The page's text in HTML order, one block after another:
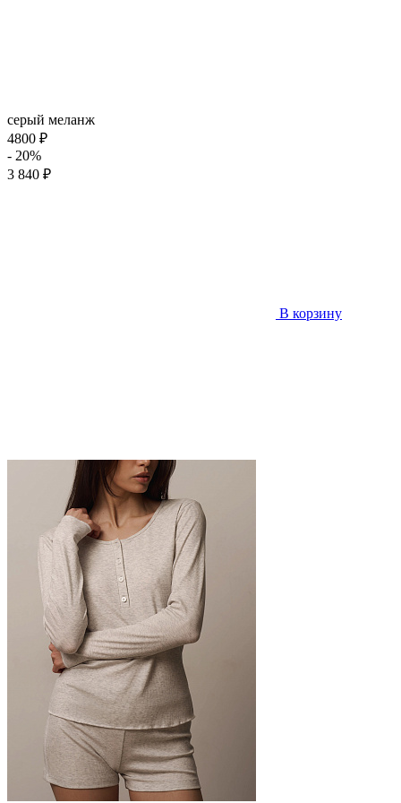
серый меланж
4800 ₽
- 20%
3 840 ₽
В корзину